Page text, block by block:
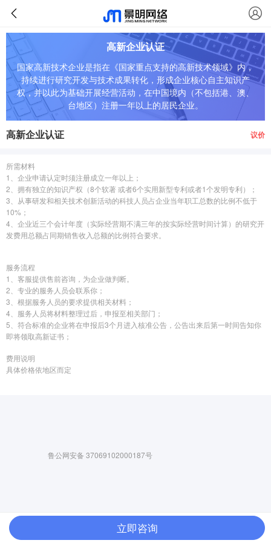
高新企业认证
国家高新技术企业是指在《国家重点支持的高新技术领域》内，
持续进行研究开发与技术成果转化，形成企业核心自主知识产
权，并以此为基础开展经营活动，在中国境内（不包括港、澳、
台地区）注册一年以上的居民企业。
高新企业认证 议价
所需材料
1、企业申请认定时须注册成立一年以上；
2、拥有独立的知识产权（8个软著 或者6个实用新型专利或者1个发明专利）；
3、从事研发和相关技术创新活动的科技人员占企业当年职工总数的比例不低于
10%；
4、企业近三个会计年度（实际经营期不满三年的按实际经营时间计算）的研究开
发费用总额占同期销售收入总额的比例符合要求。
服务流程
1、客服提供售前咨询，为企业做判断。
2、专业的服务人员会联系你；
3、根据服务人员的要求提供相关材料；
4、服务人员将材料整理过后，申报至相关部门；
5、符合标准的企业将在申报后3个月进入核准公告，公告出来后第一时间告知你
即将领取高新证书；
费用说明
具体价格依地区而定
立即咨询
鲁公网安备 37069102000187号